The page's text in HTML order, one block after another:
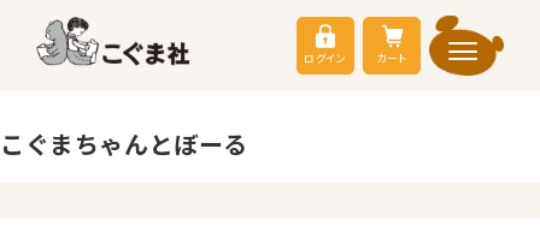
ログイン カート
こぐまちゃんとぼーる